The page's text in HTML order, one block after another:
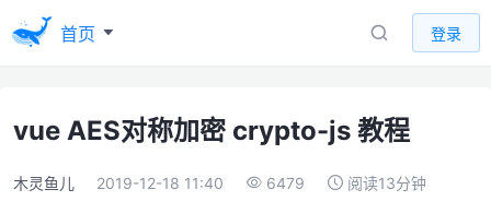
首页 登录
vue AES对称加密 crypto-js 教程
木灵鱼儿 2019-12-18 11:40 6479 阅读13分钟